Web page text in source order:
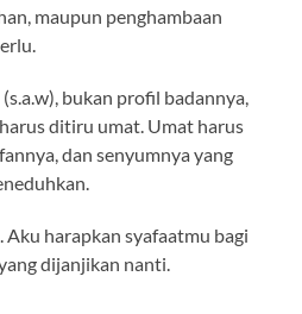
maupun penghambaan
bukan profil badannya,
ditiru umat. Umat harus
dan senyumnya yang
Aku harapkan syafaatmu bagi
dijanjikan nanti.